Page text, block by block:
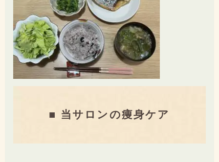
■ 当サロンの痩身ケア